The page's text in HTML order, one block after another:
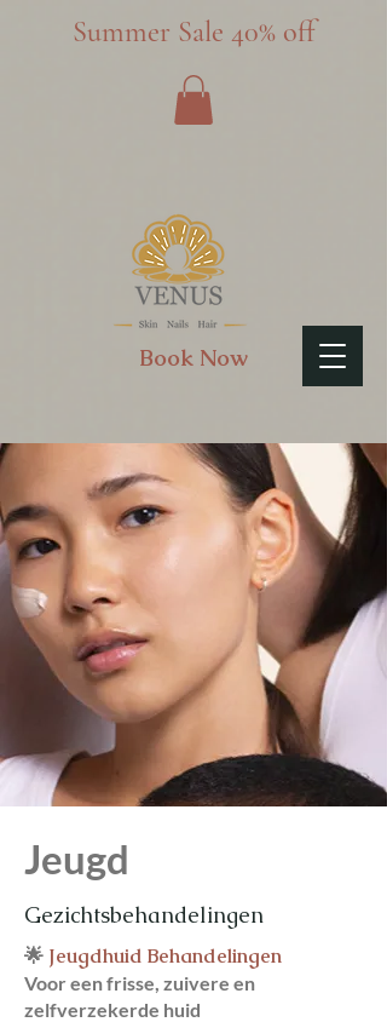
Book Now
Summer Sale 40% off
Jeugd
Gezichtsbehandelingen
🌟 Jeugdhuid Behandelingen
Voor een frisse, zuivere en
zelfverzekerde huid